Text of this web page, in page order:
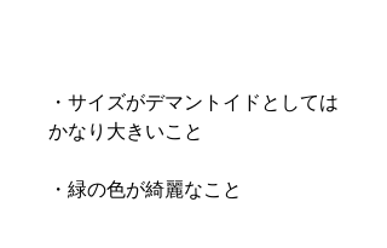
・サイズがデマントイドとしては
かなり大きいこと
・緑の色が綺麗なこと